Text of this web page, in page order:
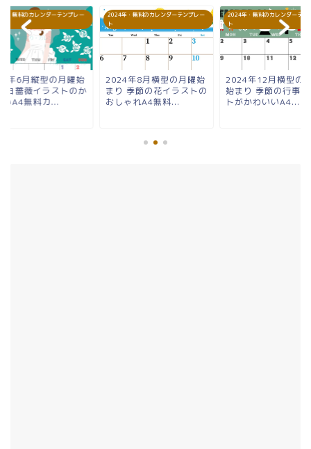
・無料のカレンダーテンプレー
年6月縦型の月曜始
白薔薇イラストのか
いA4無料カ...
2024年・無料のカレンダーテンプレー
ト
2024年8月横型の月曜始
まり 季節の花イラストの
おしゃれA4無料...
2024年・無料のカレンダーテン
ト
2024年12月横型の
始まり 季節の行事
トがかわいいA4...